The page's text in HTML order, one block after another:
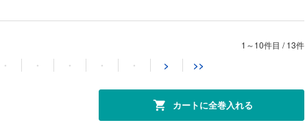
とになった花。昴と接する機会が増えたこと
再び現れて…？ お互いを想い合う花と弓弦。
カートに入れる
1～10件目 /13件
・ ・ ・ ・ ・ > >>
カートに全巻入れる